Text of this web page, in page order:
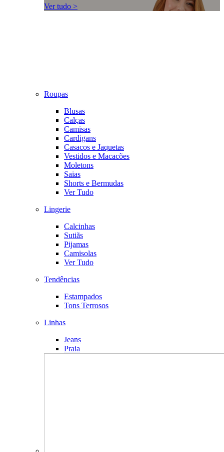
Ver tudo >
Roupas
Blusas
Calças
Camisas
Cardigans
Casacos e Jaquetas
Vestidos e Macacões
Moletons
Saias
Shorts e Bermudas
Ver Tudo
Lingerie
Calcinhas
Sutiãs
Pijamas
Camisolas
Ver Tudo
Tendências
Estampados
Tons Terrosos
Linhas
Jeans
Praia